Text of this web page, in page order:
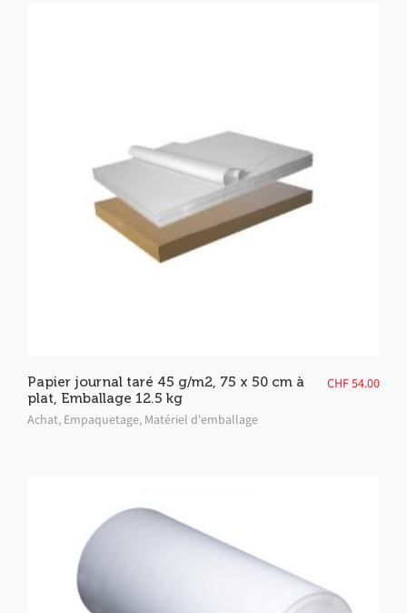
Papier journal taré 45 g/m2, 75 x 50 cm à
plat, Emballage 12.5 kg
Achat, Empaquetage, Matériel d'emballage
CHF54.00